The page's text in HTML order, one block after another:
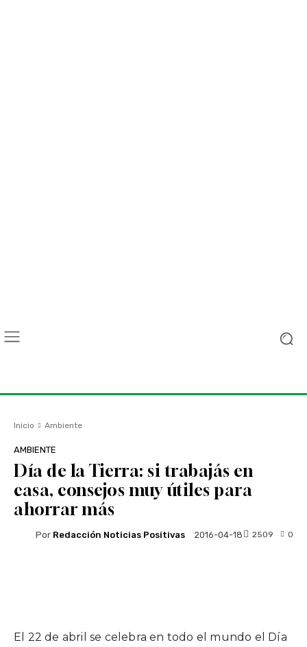
Inicio Ambiente
AMBIENTE
Día de la Tierra: si trabajás en
casa, consejos muy útiles para
ahorrar más
Por Redacción Noticias Positivas 2016-04-18 0
2509
El 22 de abril se celebra en todo el mundo el Día